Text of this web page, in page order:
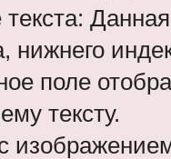
нижнего
поле
тексту.